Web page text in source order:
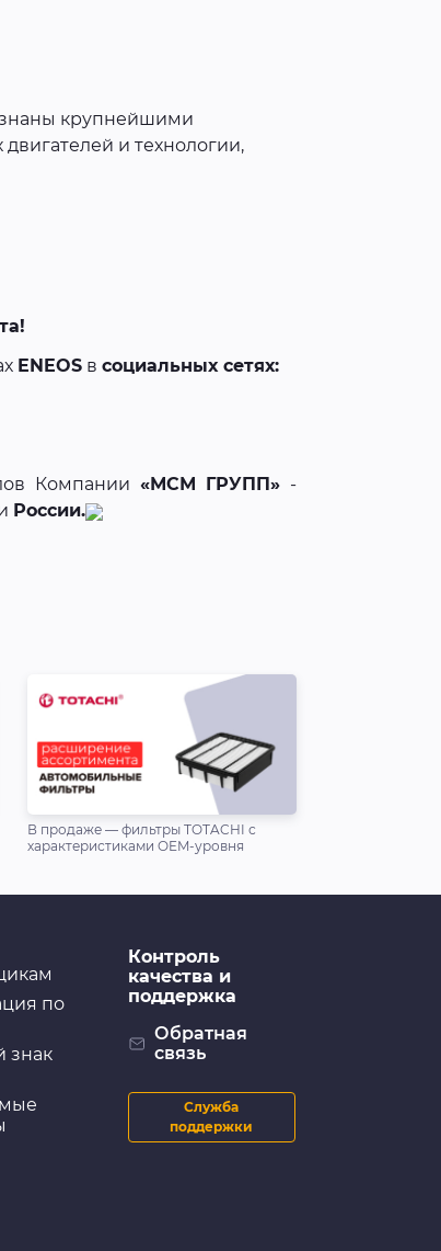
крупнейшими
и технологии,
ENEOS в социальных сетях:
Компании «МСМ ГРУПП» -
России.
В продаже — фильтры TOTACHI с
характеристиками OEM-уровня
по
знак
Контроль
качества и
поддержка
Обратная
связь
Служба
поддержки